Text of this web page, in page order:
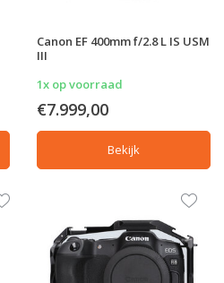
Canon EF 400mm f/2.8 L IS USM
III
1x op voorraad
€7.999,00
Bekijk